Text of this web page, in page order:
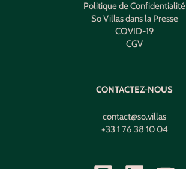
Politique de Confidentialité
So Villas dans la Presse
COVID-19
CGV
CONTACTEZ-NOUS
contact@so.villas
+33 1 76 38 10 04